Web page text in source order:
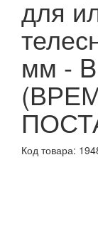
для
мм -
Код товара: